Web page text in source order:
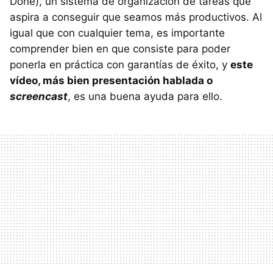
aspira a conseguir que seamos más productivos. Al
igual que con cualquier tema, es importante
comprender bien en que consiste para poder
ponerla en práctica con garantías de éxito, y este
vídeo, más bien presentación hablada o
screencast, es una buena ayuda para ello.